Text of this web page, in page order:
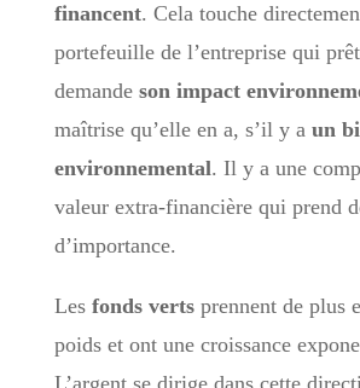
financent. Cela touche
portefeuille de l’entreprise qui
demande son impact
maîtrise qu’elle en a, s’il y a un
environnemental. Il y a une
valeur extra-financière qui prend
d’importance.
Les fonds vertsprennent de plus
poids et ont une croissance